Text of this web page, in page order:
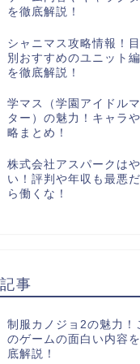
を徹底解説！
シャニマス攻略情報！
別おすすめのユニット
を徹底解説！
学マス（学園アイドル
ター）の魅力！キャラ
略まとめ！
株式会社アスパークは
い！評判や年収も最悪
ら働くな！
事
制服カノジョ2の魅力！
のゲームの面白い内容
底解説！